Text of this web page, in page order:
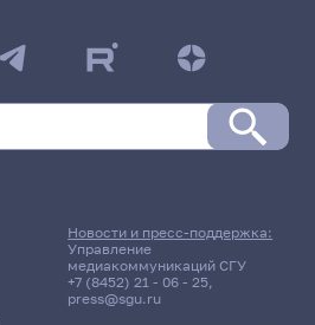
Новости и пресс-поддержка:
Управление
медиакоммуникаций СГУ
+7 (8452) 21 - 06 - 25,
press@sgu.ru